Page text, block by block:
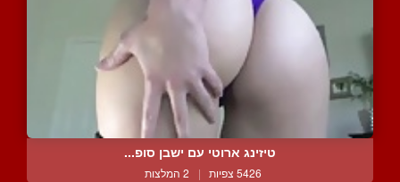
טיזינג ארוטי עם ישבן סופ...
5426 צפיות | 2 המלצות